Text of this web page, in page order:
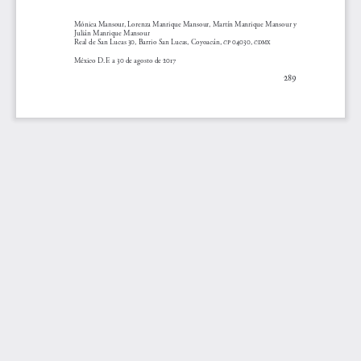
89
Mónica Mansour, Lorenza Manrique Mansour, Martín Manrique Mansour y
Julián Manrique Mansour
Real de San Lucas 3, Barrio San Lucas, Coyoacán, p 43, 
México D.F. a 3 de agosto de 17